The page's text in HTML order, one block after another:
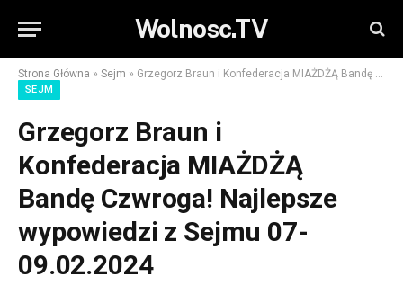
Wolnosc.TV
Strona Główna » Sejm » Grzegorz Braun i Konfederacja MIAŻDŻĄ Bandę Czwroga! Najlepsze wypowiedzi z Sejmu 07-09.02.2024
SEJM
Grzegorz Braun i
Konfederacja MIAŻDŻĄ
Bandę Czwroga! Najlepsze
wypowiedzi z Sejmu 07-
09.02.2024